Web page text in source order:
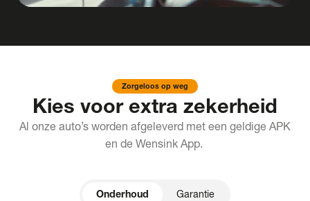
Zorgeloos op weg
Kies voor extra zekerheid
Al onze auto’s worden afgeleverd met een geldige APK
en de Wensink App.
Onderhoud Garantie